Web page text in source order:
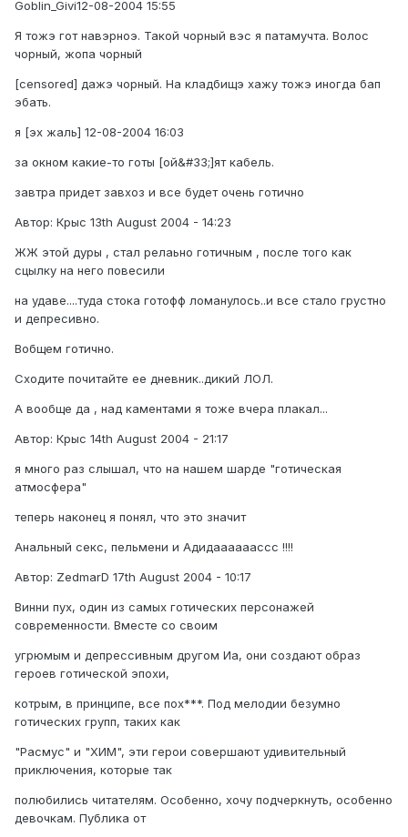
Goblin_Givi12-08-2004 15:55
Я тожэ гот навэрноэ. Такой чорный вэс я патамучта. Волос
чорный, жопа чорный
[censored] дажэ чорный. Hа кладбищэ хажу тожэ иногда бап
эбать.
я [эх жаль] 12-08-2004 16:03
за окном какие-то готы [ой&#33;]ят кабель.
завтра придет завхоз и все будет очень готично
Автор: Крыс 13th August 2004 - 14:23
ЖЖ этой дуры , стал релаьно готичным , после того как
сцылку на него повесили
на удаве....туда стока готофф ломанулось..и все стало грустно
и депресивно.
Вобщем готично.
Сходите почитайте ее дневник..дикий ЛОЛ.
А вообще да , над каментами я тоже вчера плакал...
Автор: Крыс 14th August 2004 - 21:17
я много раз слышал, что на нашем шарде "готическая
атмосфера"
теперь наконец я понял, что это значит
Анальный секс, пельмени и Адидаааааассс !!!!
Автор: ZedmarD 17th August 2004 - 10:17
Винни пух, один из самых готических персонажей
современности. Вместе со своим
угрюмым и депрессивным другом Иа, они создают образ
героев готической эпохи,
котрым, в принципе, все пох***. Под мелодии безумно
готических групп, таких как
"Расмус" и "ХИМ", эти герои совершают удивительный
приключения, которые так
полюбились читателям. Особенно, хочу подчеркнуть, особенно
девочкам. Публика от